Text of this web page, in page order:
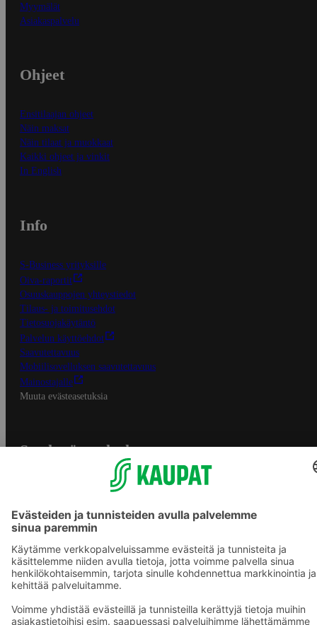
Myymälät
Asiakaspalvelu
Ohjeet
Ensitilaajan ohjeet
Näin maksat
Näin tilaat ja muokkaat
Kaikki ohjeet ja vinkit
In English
Info
S-Business yrityksille
Oiva-raportit
Osuuskauppojen yhteystiedot
Tilaus- ja toimitusehdot
Tietosuojakäytäntö
Palvelun käyttöehdot
Saavutettavuus
Mobiilisovelluksen saavutettavuus
Mainostajalle
Muuta evästeasetuksia
S-ryhmän palvelut
Yhteishyvä Ruoka -sovellus
S-ostoslista -sovellus
Prisma.fi
Sokos.fi
S-Pankki
Sokos Hotels